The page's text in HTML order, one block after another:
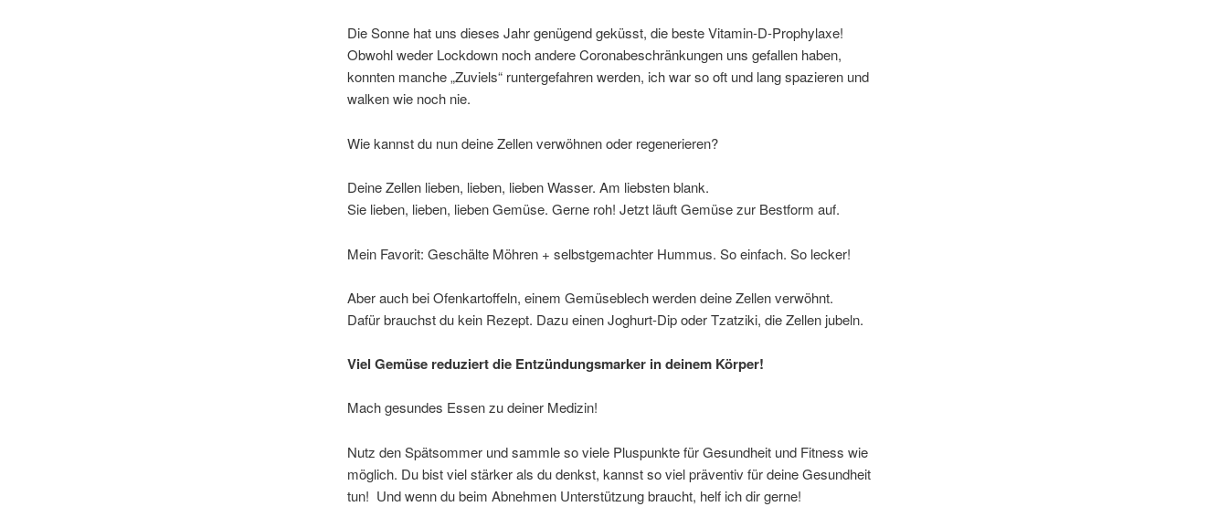
Die Sonne hat uns dieses Jahr genügend geküsst, die beste Vitamin-D-Prophylaxe!
Obwohl weder Lockdown noch andere Coronabeschränkungen uns gefallen haben,
konnten manche „Zuviels“ runtergefahren werden, ich war so oft und lang spazieren und
walken wie noch nie.
Wie kannst du nun deine Zellen verwöhnen oder regenerieren?
Deine Zellen lieben, lieben, lieben Wasser. Am liebsten blank.
Sie lieben, lieben, lieben Gemüse. Gerne roh! Jetzt läuft Gemüse zur Bestform auf.
Mein Favorit: Geschälte Möhren + selbstgemachter Hummus. So einfach. So lecker!
Aber auch bei Ofenkartoffeln, einem Gemüseblech werden deine Zellen verwöhnt.
Dafür brauchst du kein Rezept. Dazu einen Joghurt-Dip oder Tzatziki, die Zellen jubeln.
Viel Gemüse reduziert die Entzündungsmarker in deinem Körper!
Mach gesundes Essen zu deiner Medizin!
Nutz den Spätsommer und sammle so viele Pluspunkte für Gesundheit und Fitness wie
möglich. Du bist viel stärker als du denkst, kannst so viel präventiv für deine Gesundheit
tun! Und wenn du beim Abnehmen Unterstützung braucht, helf ich dir gerne!